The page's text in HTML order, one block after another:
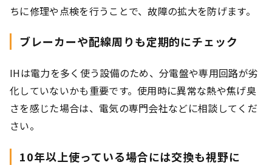
ちに修理や点検を行うことで、故障の拡大を防げます。
ブレーカーや配線周りも定期的にチェック
IHは電力を多く使う設備のため、分電盤や専用回路が劣
化していないかも重要です。使用時に異常な熱や焦げ臭
さを感じた場合は、電気の専門会社などに相談してくだ
さい。
10年以上使っている場合には交換も視野に